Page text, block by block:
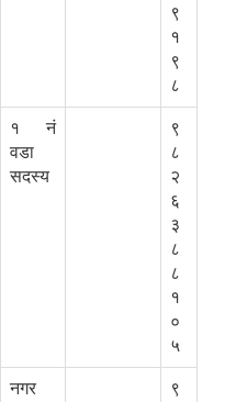
९
१
९
८
१ नं
वडा
सदस्य
९
८
२
६
३
८
८
१
०
५
नगर
९